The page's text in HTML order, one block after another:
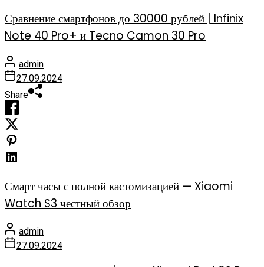
Сравнение смартфонов до 30000 рублей | Infinix
Note 40 Pro+ и Tecno Camon 30 Pro
admin
27.09.2024
Share
Смарт часы с полной кастомизацией — Xiaomi
Watch S3 честный обзор
admin
27.09.2024